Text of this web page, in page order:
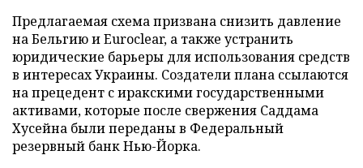
Предлагаемая схема призвана снизить давление
на Бельгию и Euroclear, а также устранить
юридические барьеры для использования средств
в интересах Украины. Создатели плана ссылаются
на прецедент с иракскими государственными
активами, которые после свержения Саддама
Хусейна были переданы в Федеральный
резервный банк Нью-Йорка.